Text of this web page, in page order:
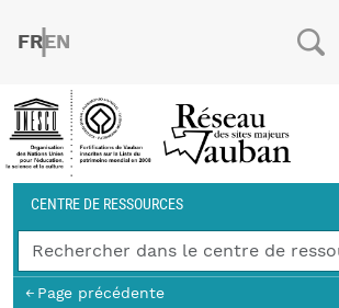
FRENCH
ENGLISH
Fil d'Ariane
CENTRE DE RESSOURCES
Page précédente